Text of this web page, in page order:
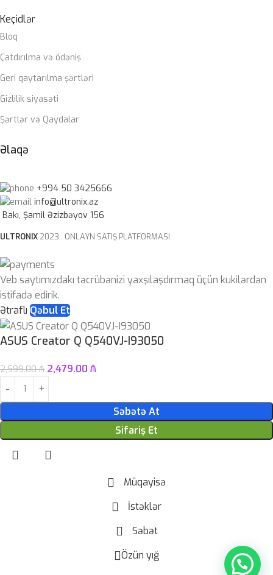
Keçidlər
Bloq
Çatdırılma və ödəniş
Geri qaytarılma şərtləri
Gizlilik siyasəti
Şərtlər və Qaydalar
Əlaqə
+994 50 3425666
info@ultronix.az
Bakı, Şamil Əzizbəyov 156
ULTRONIX 2023 . ONLAYN SATIŞ PLATFORMASI.
Veb saytımızdakı təcrübənizi yaxşılaşdırmaq üçün kukilərdən
istifadə edirik.
Ətraflı Qəbul Et
ASUS Creator Q Q540VJ-I93050
2,599.00₼ 2,479.00 ₼
Səbətə At
Sifariş Et
Müqayisə
İstəklər
Səbət
Özün yığ